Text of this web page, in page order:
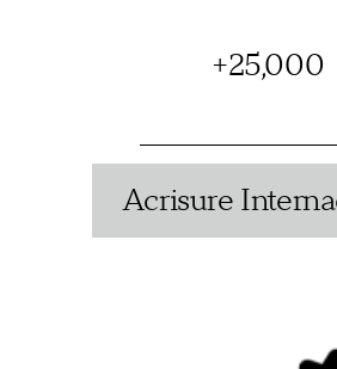
+25,000
Acrisure